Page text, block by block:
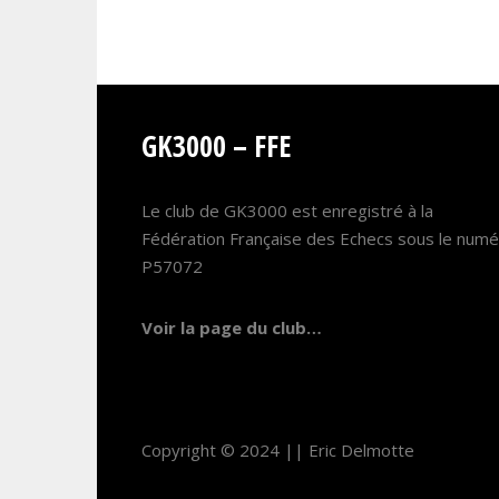
GK3000 – FFE
Le club de GK3000 est enregistré à la
Fédération Française des Echecs sous le
P57072
Voir la page du club…
Copyright © 2024 || Eric Delmotte